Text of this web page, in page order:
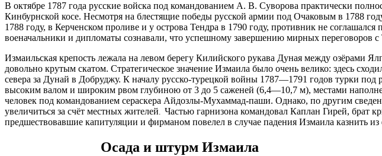
В октябре 1787 года русские войска под командованием А. В. Суворова практически
Кинбурнской косе. Несмотря на блестящие победы русской армии под Очаковым в 1788
1788 году, в Керченском проливе и у острова Тендра в 1790 году, противник не
военачальники и дипломаты сознавали, что успешному завершению мирных переговоров с
Измаильская крепость лежала на левом берегу Килийского рукава Дуная между озёрами
довольно крутым скатом. Стратегическое значение Измаила было очень велико: здесь
севера за Дунай в Добруджу. К началу русско-турецкой войны 1787—1791 годов турки
высоким валом и широким рвом глубиною от 3 до 5 саженей (6,4—10,7 м), местами
человек под командованием сераскера Айдозлы-Мухаммад-паши. Однако, по другим
увеличиться за счёт местных жителей. Частью гарнизона командовал Каплан Гирей, брат
предшествовавшие капитуляции и фирманом повелел в случае падения Измаила казнить
Осада и штурм Измаила